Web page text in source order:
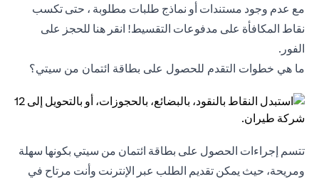
مع عدم وجود مستندات أو نماذج طلبات مطلوبة ، حتى تكسب
نقاط المكافأة على مدفوعات التقسيط! انقر هنا للحجز على
الفور.
ما هي خطوات التقدم للحصول على بطاقة ائتمان من سيتي؟
تتسم إجراءات الحصول على بطاقة ائتمان من سيتي بكونها سهلة
ومريحة، حيث يمكن تقديم الطلب عبر الإنترنت وأنت مرتاح في